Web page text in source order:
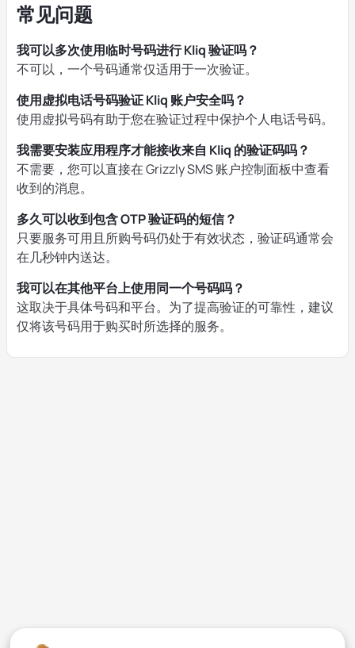
常见问题
我可以多次使用临时号码进行 Kliq 验证吗？
不可以，一个号码通常仅适用于一次验证。
使用虚拟电话号码验证 Kliq 账户安全吗？
使用虚拟号码有助于您在验证过程中保护个人电话号码。
我需要安装应用程序才能接收来自 Kliq 的验证码吗？
不需要，您可以直接在 Grizzly SMS 账户控制面板中查看
收到的消息。
多久可以收到包含 OTP 验证码的短信？
只要服务可用且所购号码仍处于有效状态，验证码通常会
在几秒钟内送达。
我可以在其他平台上使用同一个号码吗？
这取决于具体号码和平台。为了提高验证的可靠性，建议
仅将该号码用于购买时所选择的服务。